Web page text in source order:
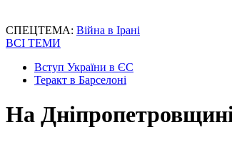
СПЕЦТЕМА: Війна в Ірані
ВСІ ТЕМИ
Вступ України в ЄС
Теракт в Барселоні
На